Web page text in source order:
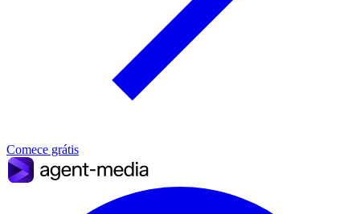
Comece grátis